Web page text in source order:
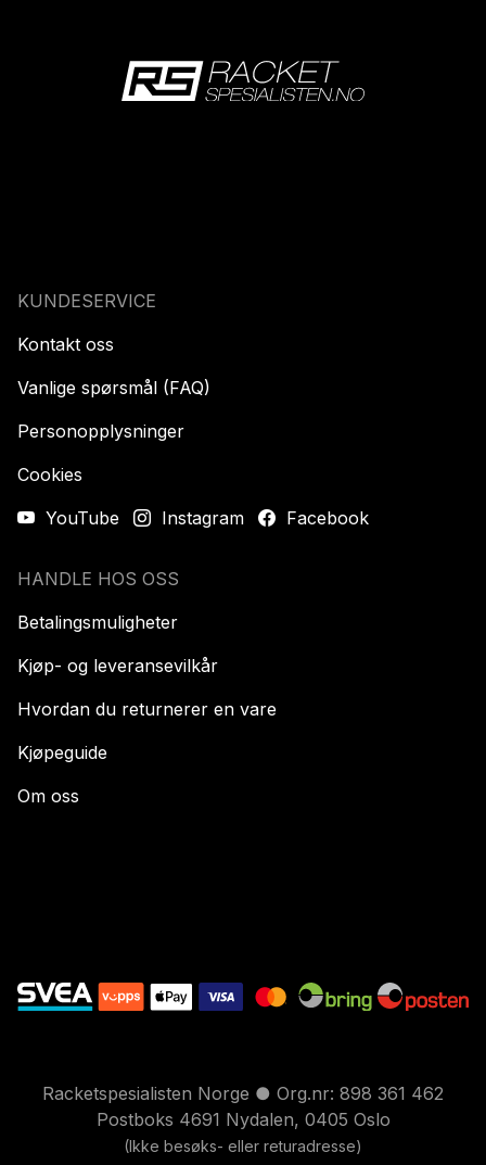
KUNDESERVICE
Kontakt oss
Vanlige spørsmål (FAQ)
Personopplysninger
Cookies
YouTube
Instagram Facebook
HANDLE HOS OSS
Betalingsmuligheter
Kjøp- og leveransevilkår
Hvordan du returnerer en vare
Kjøpeguide
Om oss
Racketspesialisten Norge ● Org.nr: 898 361 462
Postboks 4691 Nydalen, 0405 Oslo
(Ikke besøks- eller returadresse)